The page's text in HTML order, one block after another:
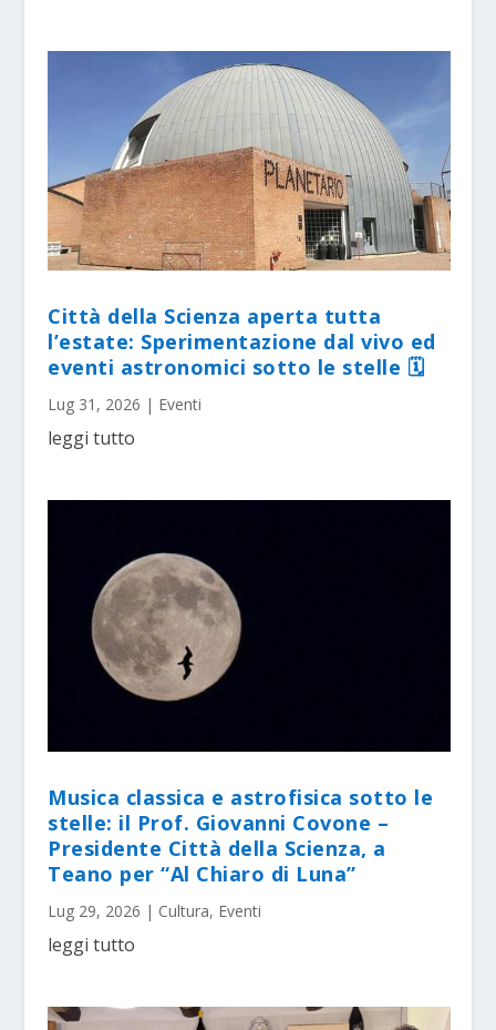
Città della Scienza aperta tutta
l’estate: Sperimentazione dal vivo ed
eventi astronomici sotto le stelle 🗓
Lug 31, 2026 | Eventi
leggi tutto
Musica classica e astrofisica sotto le
stelle: il Prof. Giovanni Covone –
Presidente Città della Scienza, a
Teano per “Al Chiaro di Luna”
Lug 29, 2026 | Cultura, Eventi
leggi tutto